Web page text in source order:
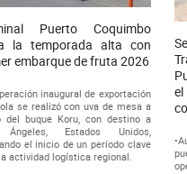
Puerto Coquimbo
la temporada alta con
embarque de fruta 2026
inaugural de exportación
se realizó con uva de mesa a
del buque Koru, con destino a
Estados Unidos,
el inicio de un período clave
actividad logística regional.